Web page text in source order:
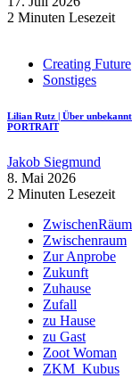
2 Minuten Lesezeit
Creating Future
Sonstiges
Lilian Rutz | Über
PORTRAIT
Jakob Siegmund
8. Mai 2026
2 Minuten Lesezeit
Zwischenraum
Zur Anprobe
Zukunft
Zuhause
Zufall
zu Hause
zu Gast
Zoot Woman
ZKM_Kubus